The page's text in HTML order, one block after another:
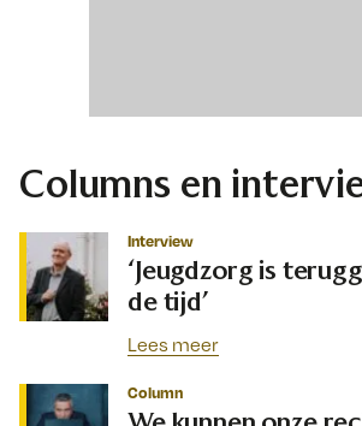
Columns en
Interview
‘Jeugdzorg is
de tijd’
Lees meer
Column